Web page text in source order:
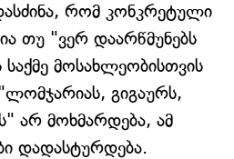
რომ კონკრეტული
თუ "ვერ დაარწმუნებს
მოსახლეობისთვის
გიგაურს,
არ მოხმარდება, ამ
დადასტურდება.